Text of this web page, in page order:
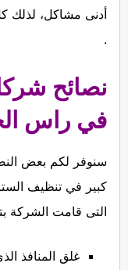
أدنى مشاكل، لذلك
.
نصائح
في راس
سنوفر لكم بعض
كبير في تنظيف
التى قامت الشركة
غلق المنافذ